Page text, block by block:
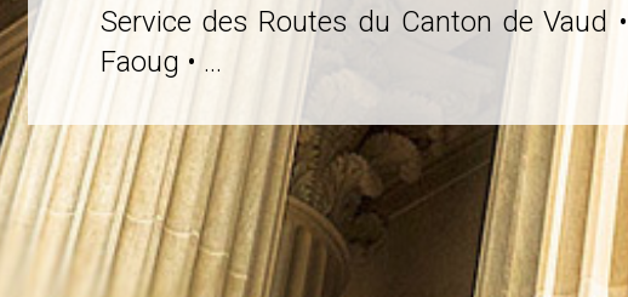
Service des Routes du Canton de Vaud •
Faoug • ...